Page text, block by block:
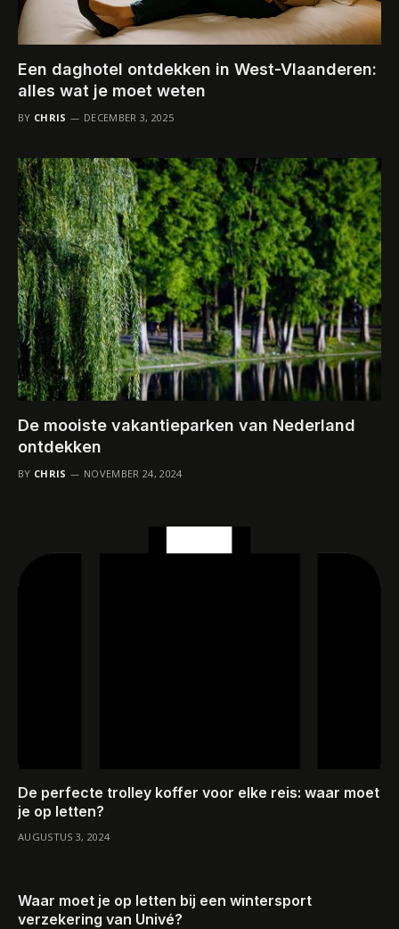
Een daghotel ontdekken in West-Vlaanderen:
alles wat je moet weten
BY CHRIS DECEMBER 3, 2025
De mooiste vakantieparken van Nederland
ontdekken
BY CHRIS NOVEMBER 24, 2024
De perfecte trolley koffer voor elke reis: waar moet
je op letten?
AUGUSTUS 3, 2024
Waar moet je op letten bij een wintersport
verzekering van Univé?